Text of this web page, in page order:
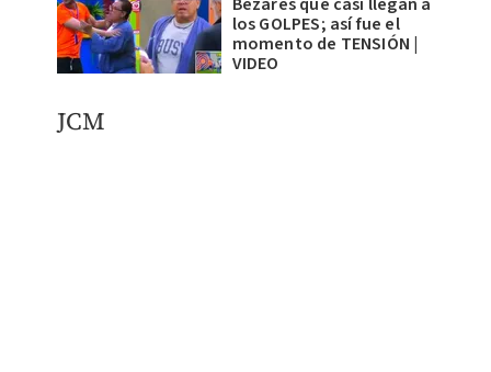
los GOLPES; así fue el
momento de TENSIÓN |
VIDEO
JCM